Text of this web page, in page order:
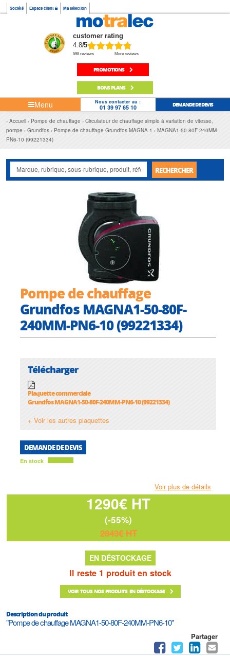
Société Espace client Ma sélection
customer rating
4.8/5
598 reviews More reviews
PROMOTIONS
BONS PLANS
Menu Nous contacter au :
01 39 97 65 10 DEMANDE DE DEVIS
Accueil Pompe de chauffage
Circulateur de chauffage simple à variation de vitesse,
pompe
Grundfos Pompe de chauffage Grundfos MAGNA 1
MAGNA1-50-80F-240MM-
PN6-10 (99221334)
RECHERCHER
Pompe de chauffage
Grundfos MAGNA1-50-80F-
240MM-PN6-10 (99221334)
Télécharger
Plaquette commerciale
Grundfos MAGNA1-50-80F-240MM-PN6-10 (99221334)
+ Voir les autres plaquettes
DEMANDE DE DEVIS
En stock
1290€ HT
(-55%)
2843€ HT
EN DÉSTOCKAGE
Il reste 1 produit en stock
VOIR TOUS NOS PRODUITS EN DÉSTOCKAGE
Description du produit
"Pompe de chauffage MAGNA1-50-80F-240MM-PN6-10"
Partager
Voir plus de détails